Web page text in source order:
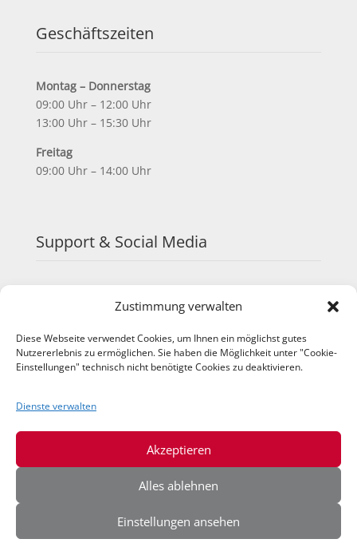
Zustimmung verwalten
Diese Webseite verwendet Cookies, um Ihnen ein möglichst gutes
Nutzererlebnis zu ermöglichen. Sie haben die Möglichkeit unter "Cookie-
Einstellungen" technisch nicht benötigte Cookies zu deaktivieren.
Dienste verwalten
Akzeptieren
Alles ablehnen
Einstellungen ansehen
Geschäftszeiten
Montag – Donnerstag
09:00 Uhr – 12:00 Uhr
13:00 Uhr – 15:30 Uhr
Freitag
09:00 Uhr – 14:00 Uhr
Support & Social Media
TeamViewer
YouTube
Instagram